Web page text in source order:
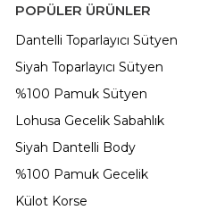
POPÜLER ÜRÜNLER
Dantelli Toparlayıcı Sütyen
Siyah Toparlayıcı Sütyen
%100 Pamuk Sütyen
Lohusa Gecelik Sabahlık
Siyah Dantelli Body
%100 Pamuk Gecelik
Külot Korse